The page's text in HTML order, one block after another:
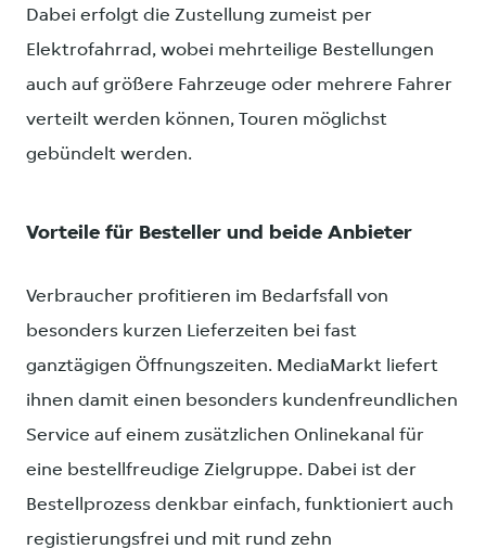
Dabei erfolgt die Zustellung zumeist per
Elektrofahrrad, wobei mehrteilige Bestellungen
auch auf größere Fahrzeuge oder mehrere Fahrer
verteilt werden können, Touren möglichst
gebündelt werden.
Vorteile für Besteller und beide Anbieter
Verbraucher profitieren im Bedarfsfall von
besonders kurzen Lieferzeiten bei fast
ganztägigen Öffnungszeiten. MediaMarkt liefert
ihnen damit einen besonders kundenfreundlichen
Service auf einem zusätzlichen Onlinekanal für
eine bestellfreudige Zielgruppe. Dabei ist der
Bestellprozess denkbar einfach, funktioniert auch
registierungsfrei und mit rund zehn